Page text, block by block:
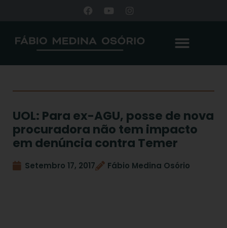
UOL: Para ex-AGU, posse de nova
procuradora não tem impacto
em denúncia contra Temer
Setembro 17, 2017 Fábio Medina Osório